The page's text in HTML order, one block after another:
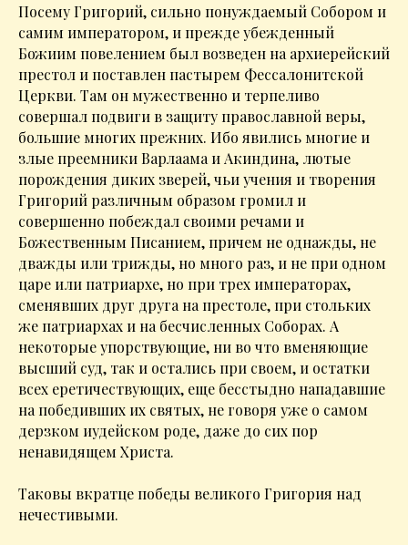
Посему Григорий, сильно понуждаемый Собором и
самим императором, и прежде убежденный
Божиим повелением был возведен на архиерейский
престол и поставлен пастырем Фессалонитской
Церкви. Там он мужественно и терпеливо
совершал подвиги в защиту православной веры,
большие многих прежних. Ибо явились многие и
злые преемники Варлаама и Акиндина, лютые
порождения диких зверей, чьи учения и творения
Григорий различным образом громил и
совершенно побеждал своими речами и
Божественным Писанием, причем не однажды, не
дважды или трижды, но много раз, и не при одном
царе или патриархе, но при трех императорах,
сменявших друг друга на престоле, при стольких
же патриархах и на бесчисленных Соборах. А
некоторые упорствующие, ни во что вменяющие
высший суд, так и остались при своем, и остатки
всех еретичествующих, еще бесстыдно нападавшие
на победивших их святых, не говоря уже о самом
дерзком иудейском роде, даже до сих пор
ненавидящем Христа.
Таковы вкратце победы великого Григория над
нечестивыми.